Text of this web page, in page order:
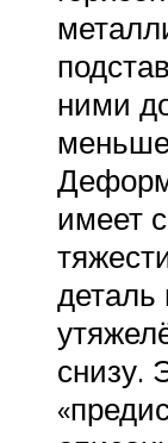
ними
имеет
деталь
снизу.